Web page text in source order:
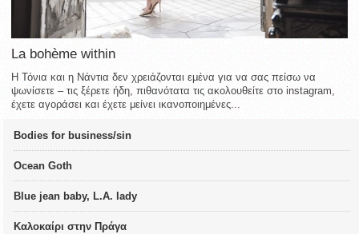
La bohème within
Η Τόνια και η Νάντια δεν χρειάζονται εμένα για να σας πείσω να
ψωνίσετε – τις ξέρετε ήδη, πιθανότατα τις ακολουθείτε στο instagram,
έχετε αγοράσει και έχετε μείνει ικανοποιημένες...
Bodies for business/sin
Ocean Goth
Blue jean baby, L.A. lady
Καλοκαίρι στην Πράγα